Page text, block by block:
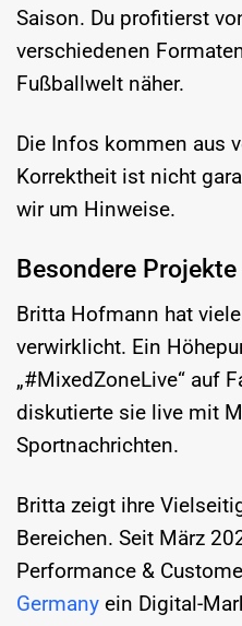
Saison. Du profitierst
verschiedenen
Fußballwelt näher.
Die Infos kommen aus
Korrektheit ist nicht
wir um Hinweise.
Besondere
Britta Hofmann hat
verwirklicht. Ein
„#MixedZoneLive“ auf
diskutierte sie live mit
Sportnachrichten.
Britta zeigt ihre
Bereichen. Seit März
Performance &
Germany ein Digital-